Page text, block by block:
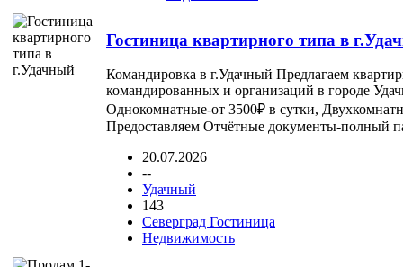
Гостиница квартирного типа в
Командировка в г.Удачный Предлагаем
командированных и организаций в городе
Однокомнатные-от 3500₽ в сутки,
Предоставляем Отчётные документы-полный
20.07.2026
--
Удачный
143
Северград Гостиница
Недвижимость